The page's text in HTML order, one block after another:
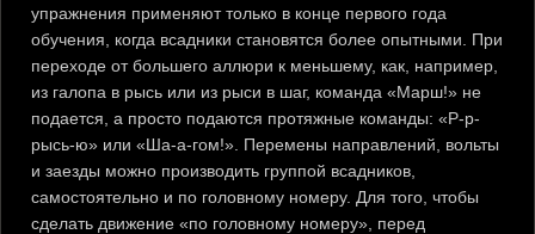
упражнения применяют только в конце первого года
обучения, когда всадники становятся более опытными. При
переходе от большего аллюри к меньшему, как, например,
из галопа в рысь или из рыси в шаг, команда «Марш!» не
подается, а просто подаются протяжные команды: «Р-р-
рысь-ю» или «Ша-а-гом!». Перемены направлений, вольты
и заезды можно производить группой всадников,
самостоятельно и по головному номеру. Для того, чтобы
сделать движение «по головному номеру», перед